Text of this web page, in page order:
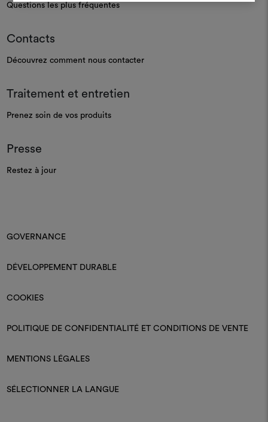
Questions les plus fréquentes
Contacts
Découvrez comment nous contacter
Traitement et entretien
Prenez soin de vos produits
Presse
Restez à jour
GOVERNANCE
DÉVELOPPEMENT DURABLE
COOKIES
POLITIQUE DE CONFIDENTIALITÉ ET CONDITIONS DE VENTE
MENTIONS LÉGALES
SÉLECTIONNER LA LANGUE